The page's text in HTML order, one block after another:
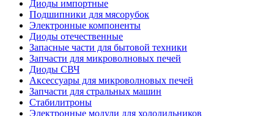
Диоды импортные
Подшипники для мясорубок
Электронные компоненты
Диоды отечественные
Запасные части для бытовой техники
Запчасти для микроволновых печей
Диоды СВЧ
Аксессуары для микроволновых печей
Запчасти для стральных машин
Стабилитроны
Электронные модули для холодильников